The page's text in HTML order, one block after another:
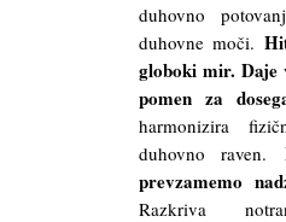
duhovno
duhovne moči.
globoki mir. Daje
pomen za
harmonizira
duhovno raven.
prevzamemo
Razkriva